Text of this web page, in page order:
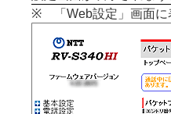
※ 「Web設定」画面に